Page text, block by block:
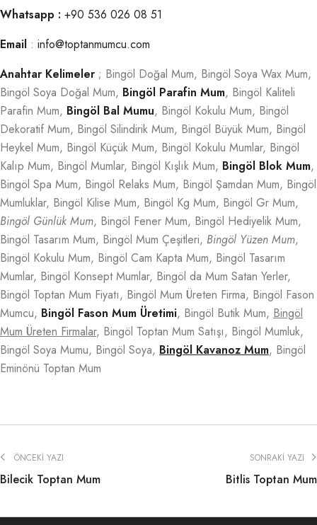
Whatsapp : +90 536 026 08 51
Email : info@toptanmumcu.com
Anahtar Kelimeler ; Bingöl Doğal Mum, Bingöl Soya Wax Mum,
Bingöl Soya Doğal Mum, Bingöl Parafin Mum, Bingöl Kaliteli
Parafin Mum, Bingöl Bal Mumu, Bingöl Kokulu Mum, Bingöl
Dekoratif Mum, Bingöl Silindirik Mum, Bingöl Büyük Mum, Bingöl
Heykel Mum, Bingöl Küçük Mum, Bingöl Kokulu Mumlar, Bingöl
Kalıp Mum, Bingöl Mumlar, Bingöl Kışlık Mum, Bingöl Blok Mum,
Bingöl Spa Mum, Bingöl Relaks Mum, Bingöl Şamdan Mum, Bingöl
Mumluklar, Bingöl Kilise Mum, Bingöl Kg Mum, Bingöl Gr Mum,
Bingöl Günlük Mum, Bingöl Fener Mum, Bingöl Hediyelik Mum,
Bingöl Tasarım Mum, Bingöl Mum Çeşitleri, Bingöl Yüzen Mum,
Bingöl Kokulu Mum, Bingöl Cam Kapta Mum, Bingöl Tasarım
Mumlar, Bingöl Konsept Mumlar, Bingöl da Mum Satan Yerler,
Bingöl Toptan Mum Fiyatı, Bingöl Mum Üreten Firma, Bingöl Fason
Mumcu, Bingöl Fason Mum Üretimi, Bingöl Butik Mum, Bingöl
Mum Üreten Firmalar, Bingöl Toptan Mum Satışı, Bingöl Mumluk,
Bingöl Soya Mumu, Bingöl Soya, Bingöl Kavanoz Mum, Bingöl
Eminönü Toptan Mum
ÖNCEKI YAZI
Bilecik Toptan Mum
SONRAKI YAZI
Bitlis Toptan Mum